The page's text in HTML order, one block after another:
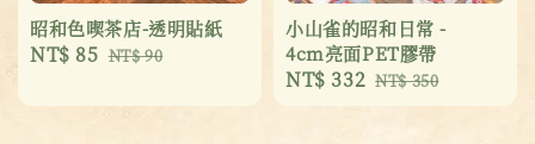
昭和色喫茶店-透明貼紙
Sale
NT$ 85 Regular
NT$ 90
小山雀的昭和日常 -
4cm亮面PET膠帶
Sale
NT$ 332 Regular
NT$ 350